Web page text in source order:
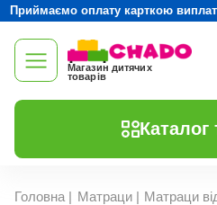
Приймаємо оплату карткою
Магазин дитячих
товарів
Каталог
Головна | Матраци| Матраци